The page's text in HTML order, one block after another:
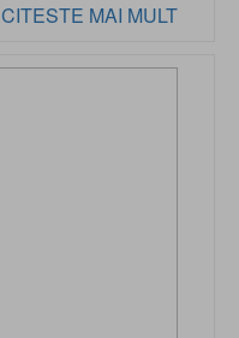
CITESTE MAI MULT